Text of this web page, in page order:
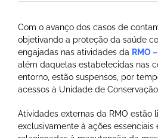
Com o avanço dos casos de
objetivando a proteção da saúde
engajadas nas atividades da RMO
além daquelas estabelecidas nas
entorno, estão suspensos, por
acessos à Unidade de
Atividades externas da RMO estão
exclusivamente à ações